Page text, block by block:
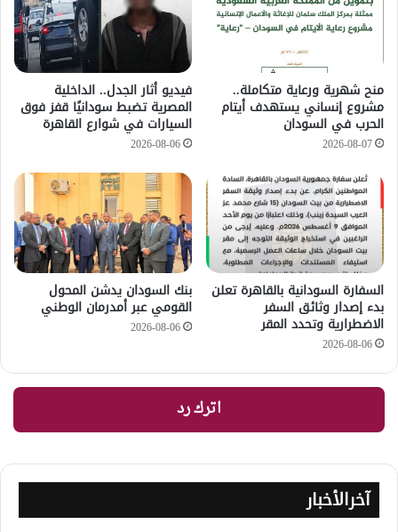
منح شهرية ورعاية متكاملة..
مشروع إنساني يستهدف أيتام
الحرب في السودان
2026-08-07
فيديو أثار الجدل.. الداخلية
المصرية تضبط سودانيًا قفز فوق
السيارات في شوارع القاهرة
2026-08-06
السفارة السودانية بالقاهرة تعلن
بدء إصدار وثائق السفر
الاضطرارية وتحدد المقر
2026-08-06
بنك السودان يدشن المحول
القومي عبر أمدرمان الوطني
2026-08-06
اترك رد
آخرالأخبار